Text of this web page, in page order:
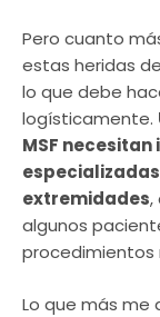
Pero cuanto
estas heridas
lo que debe
logísticamente.
MSF
extremidades,
algunos
procedimientos
Lo que más me